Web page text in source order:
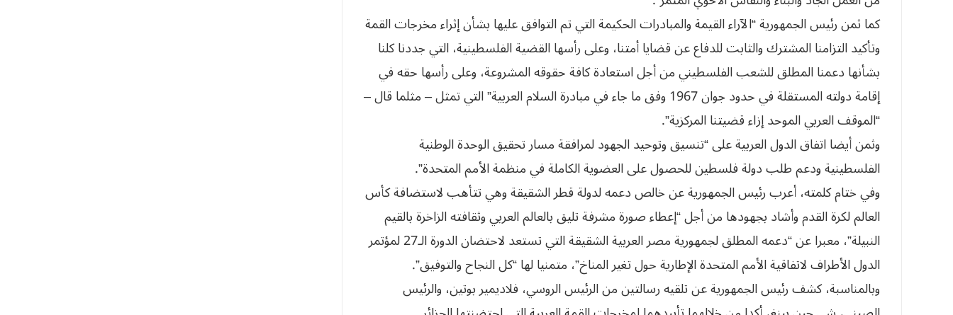
كما ثمن رئيس الجمهورية “الآراء القيمة والمبادرات الحكيمة التي تم التوافق عليها بشأن إثراء مخرجات القمة
وتأكيد التزامنا المشترك والثابت للدفاع عن قضايا أمتنا، وعلى رأسها القضية الفلسطينية، التي جددنا كلنا
بشأنها دعمنا المطلق للشعب الفلسطيني من أجل استعادة كافة حقوقه المشروعة، وعلى رأسها حقه في
إقامة دولته المستقلة في حدود جوان 1967 وفق ما جاء في مبادرة السلام العربية” التي تمثل – مثلما قال –
“الموقف العربي الموحد إزاء قضيتنا المركزية”.
وثمن أيضا اتفاق الدول العربية على “تنسيق وتوحيد الجهود لمرافقة مسار تحقيق الوحدة الوطنية
الفلسطينية ودعم طلب دولة فلسطين للحصول على العضوية الكاملة في منظمة الأمم المتحدة”.
وفي ختام كلمته، أعرب رئيس الجمهورية عن خالص دعمه لدولة قطر الشقيقة وهي تتأهب لاستضافة كأس
العالم لكرة القدم وأشاد بجهودها من أجل “إعطاء صورة مشرفة تليق بالعالم العربي وثقافته الزاخرة بالقيم
النبيلة”، معبرا عن “دعمه المطلق لجمهورية مصر العربية الشقيقة التي تستعد لاحتضان الدورة الـ27 لمؤتمر
الدول الأطراف لاتفاقية الأمم المتحدة الإطارية حول تغير المناخ”، متمنيا لها “كل النجاح والتوفيق”.
وبالمناسبة، كشف رئيس الجمهورية عن تلقيه رسالتين من الرئيس الروسي، فلاديمير بوتين، والرئيس